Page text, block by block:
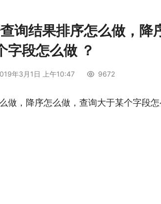
询结果排序怎么做，降
字段怎么做 ？
年3月1日 上午10:47 9672
做，降序怎么做，查询大于某个字段怎